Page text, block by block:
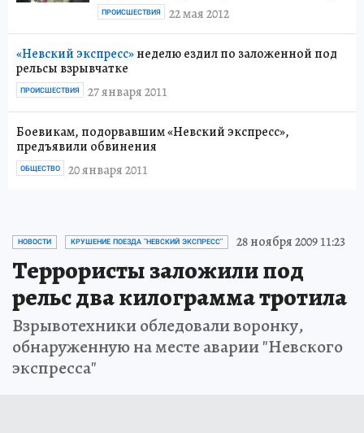
22 мая 2012
ПРОИСШЕСТВИЯ
«Невский экспресс»неделю ездил по заложенной под
рельсы взрывчатке
27 января 2011
ПРОИСШЕСТВИЯ
Боевикам, подорвавшим «Невский экспресс»,
предъявили обвинения
20 января 2011
ОБЩЕСТВО
НОВОСТИ КРУШЕНИЕ ПОЕЗДА "НЕВСКИЙ ЭКСПРЕСС" 28 ноября 2009 11:23
Террористы заложили под
рельс два килограмма тротила
Взрывотехники обледовали воронку,
обнаруженную на месте аварии "Невского
экспресса"